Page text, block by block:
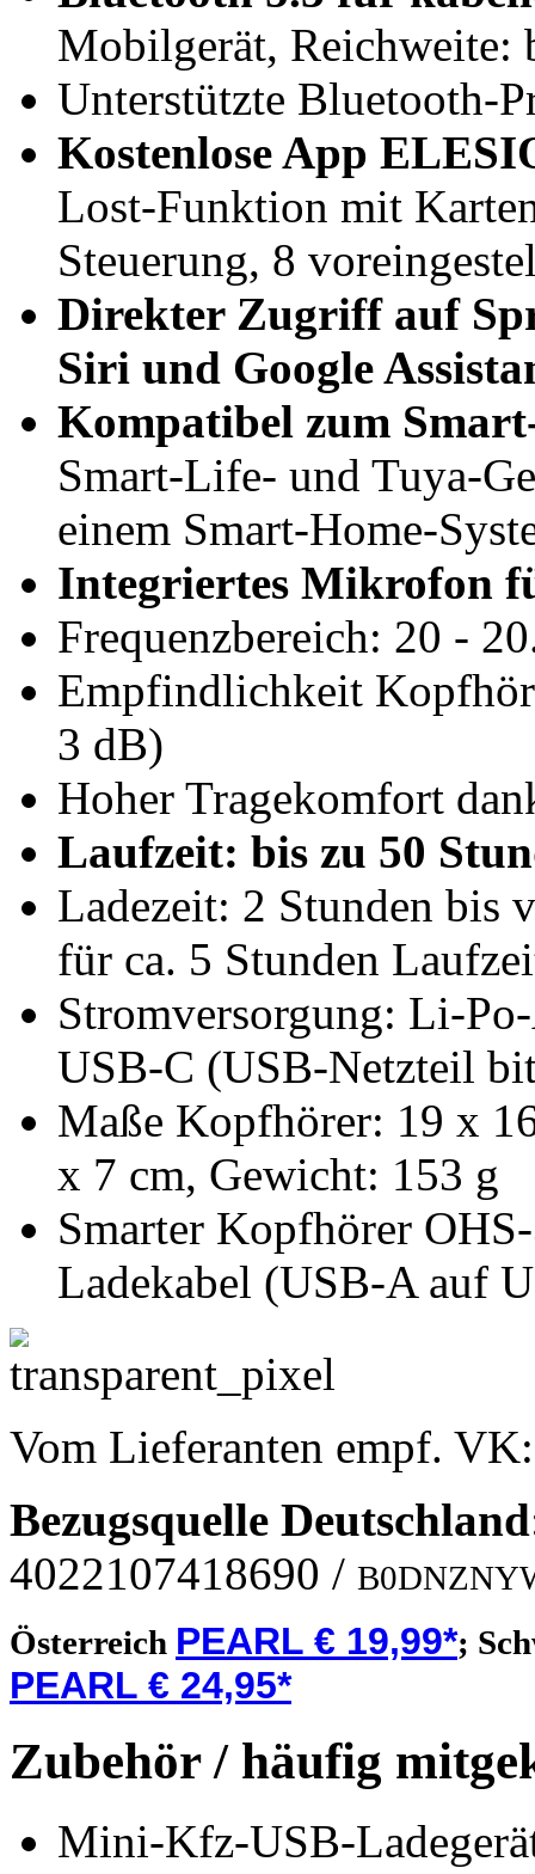
Mobilgerät, Reichweite:
Unterstützte Bluetooth-
Kostenlose App
Lost-Funktion mit
Steuerung, 8
Direkter Zugriff auf
Siri und Google
Kompatibel zum
Smart-Life- und Tuya-
einem Smart-Home-
Integriertes Mikrofon
Frequenzbereich: 20 -
Empfindlichkeit
3 dB)
Hoher Tragekomfort
Laufzeit: bis zu 50
Ladezeit: 2 Stunden bis
für ca. 5 Stunden
Stromversorgung: Li-
USB-C (USB-Netzteil
Maße Kopfhörer: 19 x
x 7 cm, Gewicht: 153 g
Smarter Kopfhörer
Ladekabel (USB-A auf
Vom Lieferanten empf.
Bezugsquelle Deutschland
4022107418690 /
Österreich PEARL € 19,99*;
PEARL € 24,95*
Zubehör / häufig
Mini-Kfz-USB-